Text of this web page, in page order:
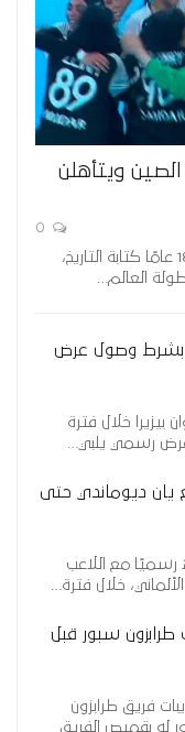
الصين ويتأهلن
واصل منتخب مصر للناشئات لكرة اليد تحت 18 عامًا كتابة التاريخ،
العالم…
بشرط وصول عرض
بيزيرا خلال فترة
عرض رسمي يلبي…
يان ديوماندي حتى
رسميًا مع اللاعب
خلال فترة…
سبور قبل
فريق طرابزون
له بقميص الفريق